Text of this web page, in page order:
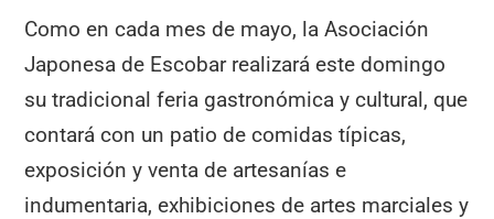
Como en cada mes de mayo, la Asociación
Japonesa de Escobar realizará este domingo
su tradicional feria gastronómica y cultural, que
contará con un patio de comidas típicas,
exposición y venta de artesanías e
indumentaria, exhibiciones de artes marciales y